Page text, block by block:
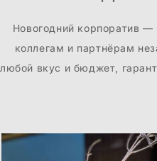
Новогодний корпоратив
коллегам и партнёрам
любой вкус и бюджет,